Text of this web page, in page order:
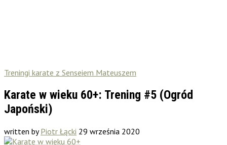
Treningi karate z Senseiem Mateuszem
Karate w wieku 60+: Trening #5 (Ogród
Japoński)
written byPiotr Łącki 29 września 2020